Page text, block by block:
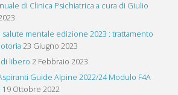
di Clinica Psichiatrica a cura di Giulio
mentale edizione 2023 : trattamento
23 Giugno 2023
libero 2 Febbraio 2023
Guide Alpine 2022/24 Modulo F4A
19 Ottobre 2022